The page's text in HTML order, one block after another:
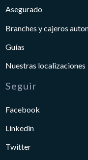
Asegurado
Branches y cajeros
Guías
Nuestras localizaciones
Seguir
Facebook
Linkedin
Twitter